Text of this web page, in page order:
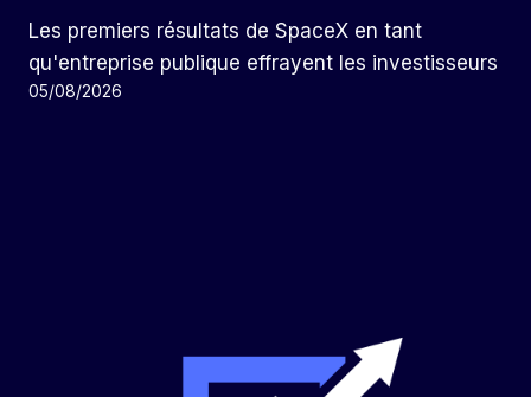
Les premiers résultats de SpaceX en tant
qu'entreprise publique effrayent les investisseurs
05/08/2026